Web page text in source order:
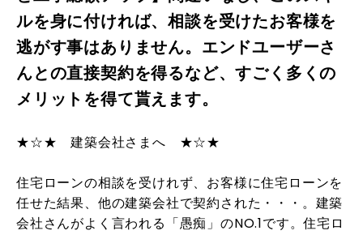
ルを身に付ければ、相談を受けたお客様を
逃がす事はありません。エンドユーザーさ
んとの直接契約を得るなど、すごく多くの
メリットを得て貰えます。
★☆★ 建築会社さまへ ★☆★
住宅ローンの相談を受けれず、お客様に住宅ローンを
任せた結果、他の建築会社で契約された・・・。建築
会社さんがよく言われる「愚痴」のNO.1です。住宅ロ